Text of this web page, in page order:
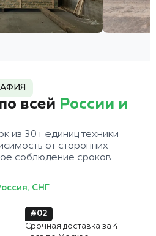
всей России и
из 30+ единиц техники
от сторонних
соблюдение сроков
СНГ
#02
Срочная доставка за 4